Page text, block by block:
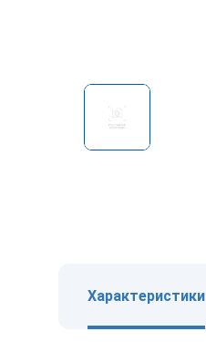
Характеристики